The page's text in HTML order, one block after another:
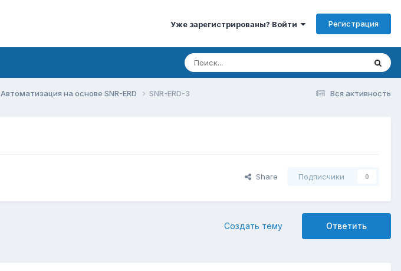
Уже зарегистрированы? Войти Регистрация
Вся активность
Автоматизация на основе SNR-ERD SNR-ERD-3
Share Подписчики 0
Ответить
Создать тему